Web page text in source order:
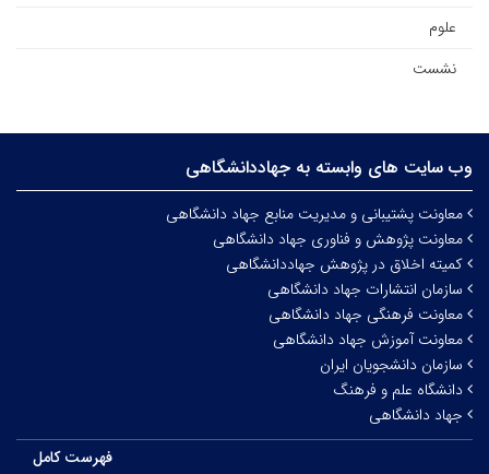
علوم
نشست
وب سایت های وابسته به جهاددانشگاهی
معاونت پشتیبانی و مدیریت منابع جهاد دانشگاهی
معاونت پژوهش و فناوری جهاد دانشگاهی
کمیته اخلاق در پژوهش جهاددانشگاهی
سازمان انتشارات جهاد دانشگاهی
معاونت فرهنگی جهاد دانشگاهی
معاونت آموزش جهاد دانشگاهی
سازمان دانشجویان ایران
دانشگاه علم و فرهنگ
جهاد دانشگاهی
فهرست کامل